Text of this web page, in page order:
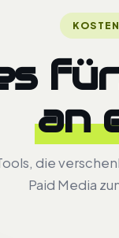
an
die
Paid Media